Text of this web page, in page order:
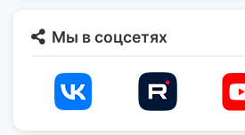
Мы в соцсетях